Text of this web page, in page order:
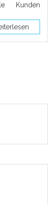
Kunden